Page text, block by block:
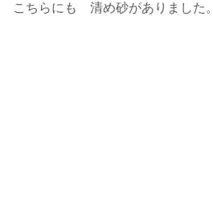
こちらにも 清め砂がありました。